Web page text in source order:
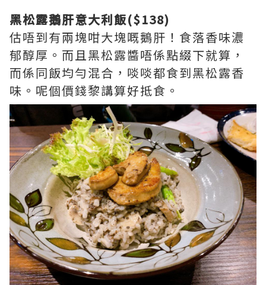
黑松露鵝肝意大利飯($138)
估唔到有兩塊咁大塊嘅鵝肝！食落香味濃
郁醇厚。而且黑松露醬唔係點綴下就算，
而係同飯均勻混合，啖啖都食到黑松露香
味。呢個價錢黎講算好抵食。